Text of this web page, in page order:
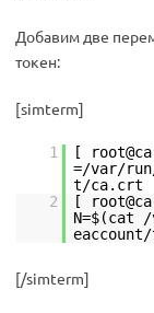
Добавим две
токен:
[simterm]
1
[
=/var/
t/ca.crt
2
[
N=$(cat
[/simterm]